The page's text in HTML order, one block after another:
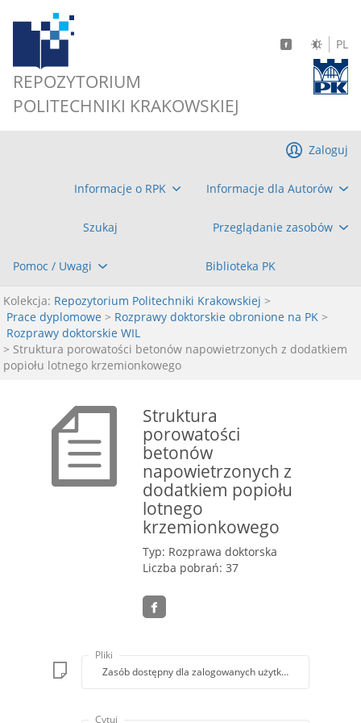
REPOZYTORIUM
POLITECHNIKI KRAKOWSKIEJ
PL
Informacje o RPK Informacje dla Autorów
Szukaj Przeglądanie zasobów
Pomoc / Uwagi Biblioteka PK
Zaloguj
Kolekcja: Repozytorium Politechniki Krakowskiej >
Prace dyplomowe > Rozprawy doktorskie obronione na PK >
Rozprawy doktorskie WIL
> Struktura porowatości betonów napowietrzonych z dodatkiem
popiołu lotnego krzemionkowego
Struktura
porowatości
betonów
napowietrzonych z
dodatkiem popiołu
lotnego
krzemionkowego
Typ: Rozprawa doktorska
Liczba pobrań: 37
Pliki
Zasób dostępny dla zalogowanych użytkowników lub z
Cytuj